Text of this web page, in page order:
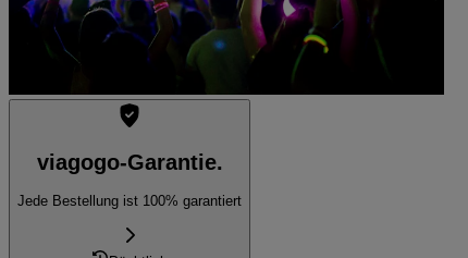
viagogo-Garantie.
Jede Bestellung ist 100% garantiert